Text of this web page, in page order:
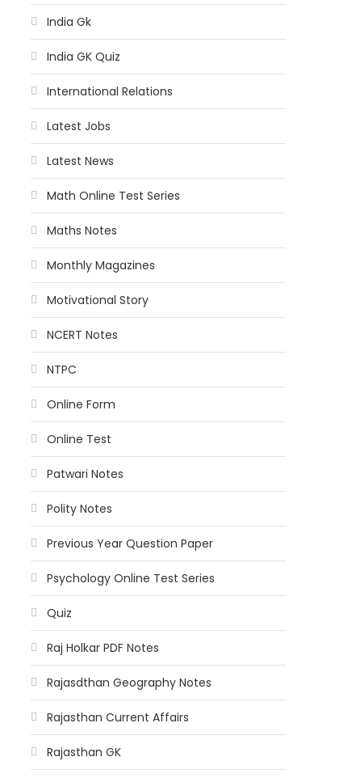
India Gk
India GK Quiz
International Relations
Latest Jobs
Latest News
Math Online Test Series
Maths Notes
Monthly Magazines
Motivational Story
NCERT Notes
NTPC
Online Form
Online Test
Patwari Notes
Polity Notes
Previous Year Question Paper
Psychology Online Test Series
Quiz
Raj Holkar PDF Notes
Rajasdthan Geography Notes
Rajasthan Current Affairs
Rajasthan GK